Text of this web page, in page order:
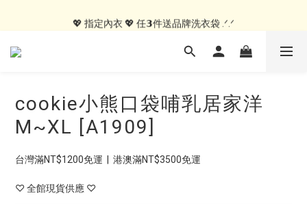
🍑內褲自由配🍑 3件499, 10件79折免運
cookie小熊口袋哺乳居家洋
M~XL [A1909]
台灣滿NT$1200免運  |  港澳滿NT$3500免運
♡ 全館現貨供應 ♡